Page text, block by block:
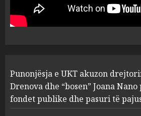
1
“bosen”
abuzim me
pasuri të
2
Apolonia-
procedim
Kokëdhimën
MARCH 27, 2025
Punonjësja e UKT akuzon
Drenova dhe “bosen” Joana
fondet publike dhe pasuri të